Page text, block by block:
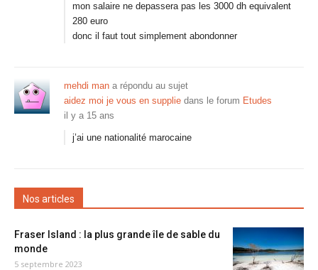
mon salaire ne depassera pas les 3000 dh equivalent
280 euro
donc il faut tout simplement abondonner
mehdi man a répondu au sujet
aidez moi je vous en supplie dans le forum Etudes
il y a 15 ans
j’ai une nationalité marocaine
Nos articles
Fraser Island : la plus grande île de sable du
monde
5 septembre 2023